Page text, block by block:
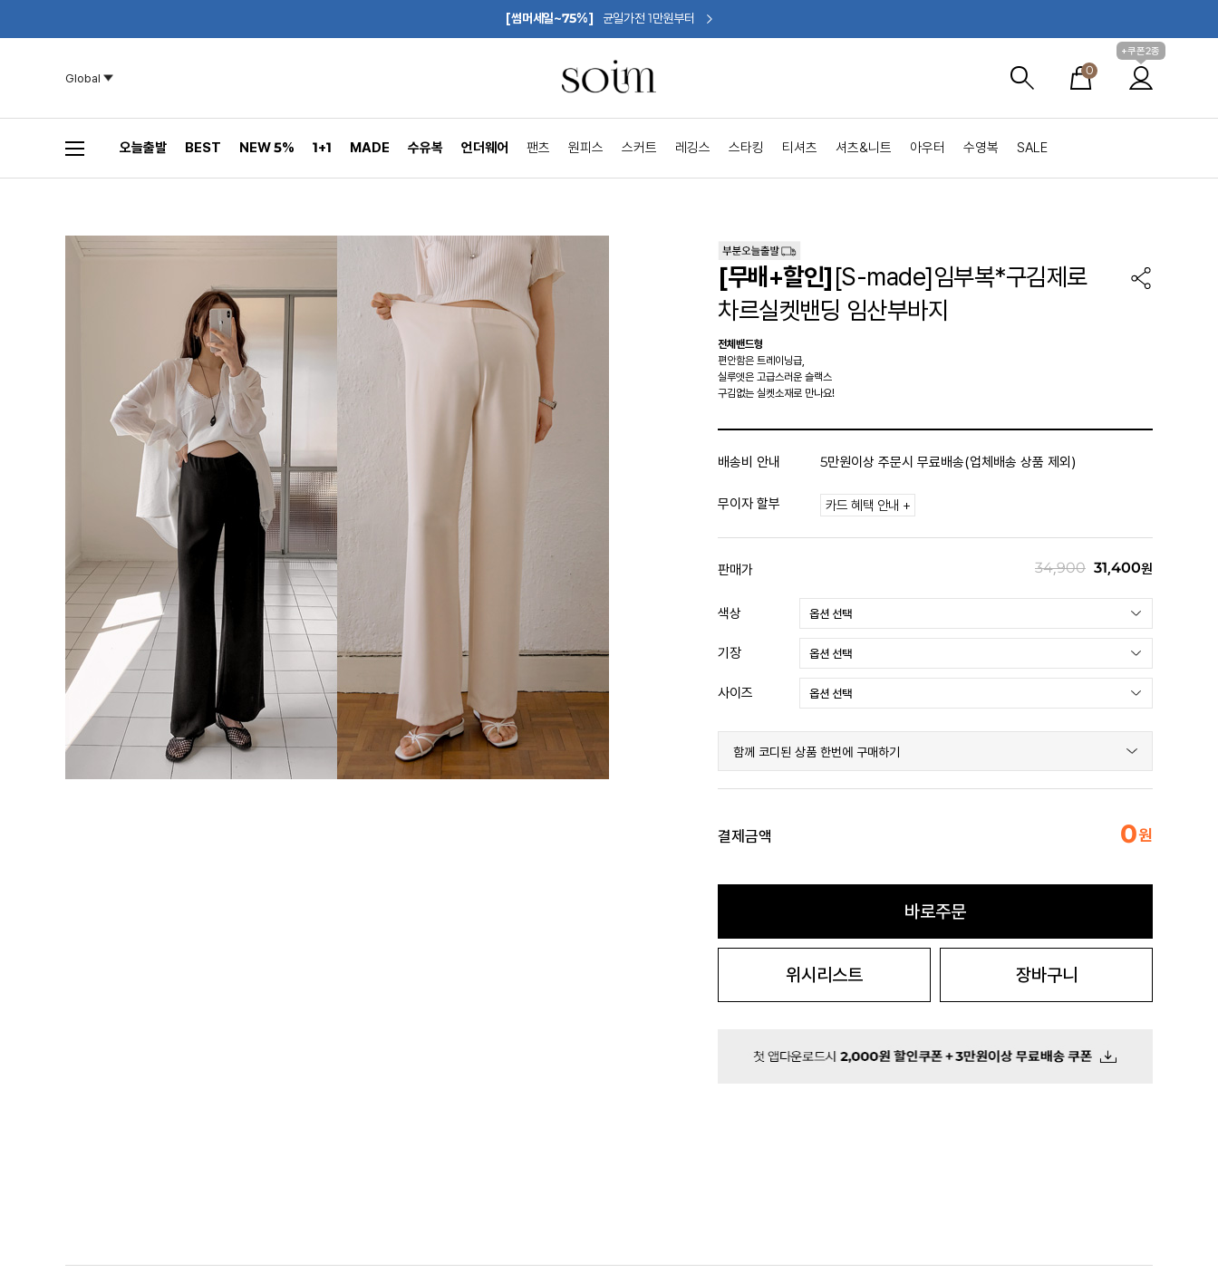
[썸머세일~75%] 균일가전 1만원부터
Global
0
+쿠폰2종
오늘출발 BEST NEW 5% 1+1 MADE 수유복 언더웨어 팬츠 원피스 스커트 레깅스 스타킹 티셔츠 셔츠&니트 아우터 수영복 SALE
[무배+할인][S-made]임부복*구김제로
차르실켓밴딩 임산부바지
전체밴드형
편안함은 트레이닝급,
실루엣은 고급스러운 슬랙스
구김없는 실켓소재로 만나요!
배송비 안내 5만원이상 주문시 무료배송(업체배송 상품 제외)
무이자 할부 카드 혜택 안내 +
판매가 34,900 31,400원
색상
기장
사이즈
함께 코디된 상품 한번에 구매하기
결제금액 0원
바로주문
위시리스트 장바구니